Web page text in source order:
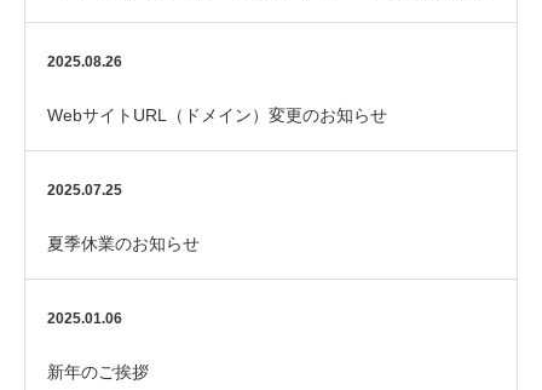
た。
2025.08.26
WebサイトURL（ドメイン）変更のお知らせ
2025.07.25
夏季休業のお知らせ
2025.01.06
新年のご挨拶